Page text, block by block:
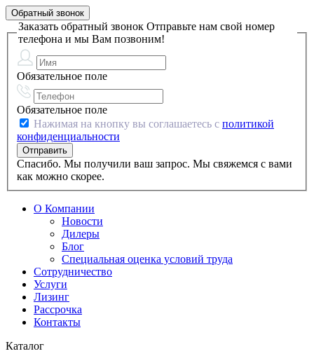
Обратный звонок
Заказать обратный звонок Отправьте нам свой номер
телефона и мы Вам позвоним!
Обязательное поле
Обязательное поле
Нажимая на кнопку вы соглашаетесь с политикой
конфиденциальности
Спасибо. Мы получили ваш запрос. Мы свяжемся с вами
как можно скорее.
О Компании
Новости
Дилеры
Блог
Специальная оценка условий труда
Сотрудничество
Услуги
Лизинг
Рассрочка
Контакты
Каталог